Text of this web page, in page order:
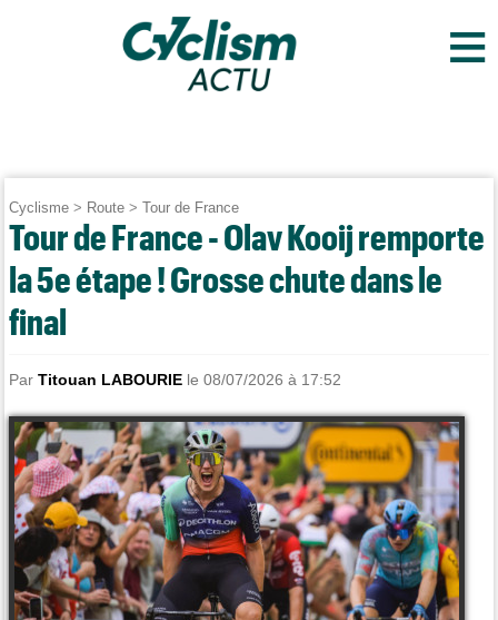
≡
Cyclisme > Route >Tour de France
Tour de France - Olav Kooij remporte
la 5e étape ! Grosse chute dans le
final
ParTitouan LABOURIE le 08/07/2026 à 17:52